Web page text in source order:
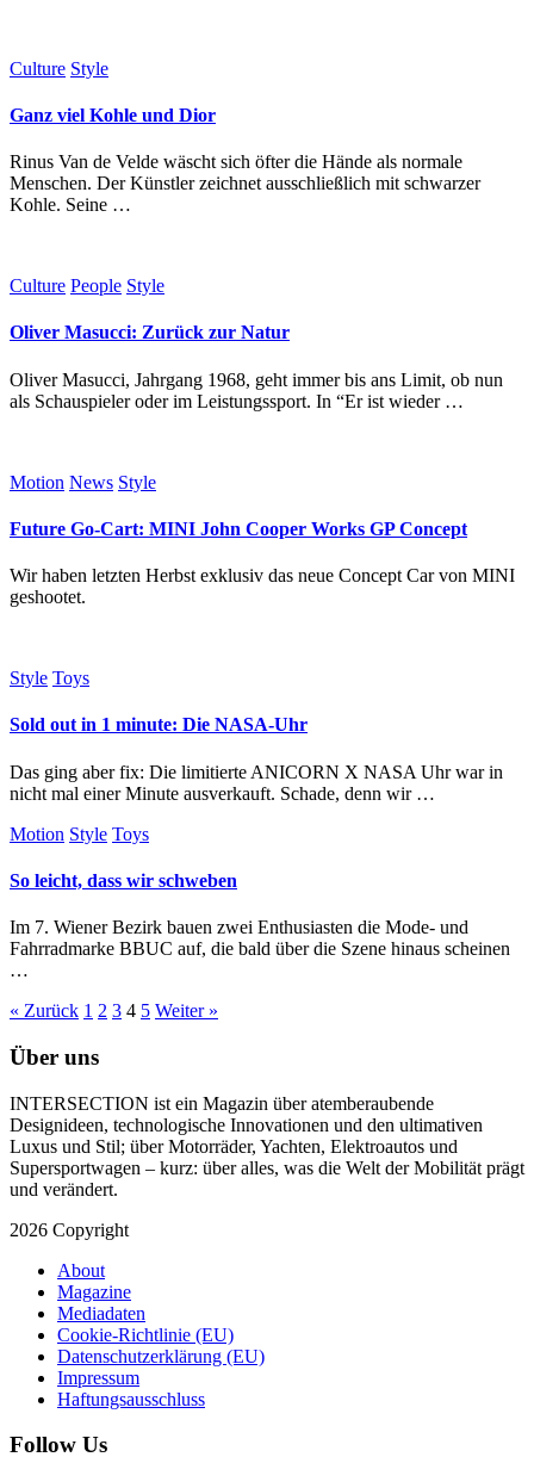
Culture Style
Ganz viel Kohle und Dior
Rinus Van de Velde wäscht sich öfter die Hände als normale
Menschen. Der Künstler zeichnet ausschließlich mit schwarzer
Kohle. Seine …
Culture People Style
Oliver Masucci: Zurück zur Natur
Oliver Masucci, Jahrgang 1968, geht immer bis ans Limit, ob nun
als Schauspieler oder im Leistungssport. In “Er ist wieder …
Motion News Style
Future Go-Cart: MINI John Cooper Works GP Concept
Wir haben letzten Herbst exklusiv das neue Concept Car von MINI
geshootet.
Style Toys
Sold out in 1 minute: Die NASA-Uhr
Das ging aber fix: Die limitierte ANICORN X NASA Uhr war in
nicht mal einer Minute ausverkauft. Schade, denn wir …
Motion Style Toys
So leicht, dass wir schweben
Im 7. Wiener Bezirk bauen zwei Enthusiasten die Mode- und
Fahrradmarke BBUC auf, die bald über die Szene hinaus scheinen
…
« Zurück 1 2 3 4 5 Weiter »
Über uns
INTERSECTION ist ein Magazin über atemberaubende
Designideen, technologische Innovationen und den ultimativen
Luxus und Stil; über Motorräder, Yachten, Elektroautos und
Supersportwagen – kurz: über alles, was die Welt der Mobilität prägt
und verändert.
2026 Copyright
About
Magazine
Mediadaten
Cookie-Richtlinie (EU)
Datenschutzerklärung (EU)
Impressum
Haftungsausschluss
Follow Us